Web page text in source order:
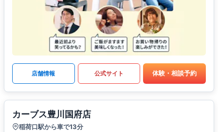
店舗情報 公式サイト 体験・相談予約
カーブス豊川国府店
稲荷口駅から車で13分